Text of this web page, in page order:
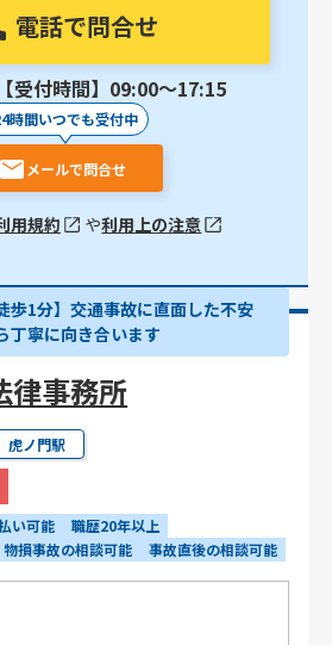
電話で問合せ
【受付時間】09:00〜17:15
時間いつでも受付中
メールで問合せ
用規約 や利用上の注意
歩1分】交通事故に直面した不安
丁寧に向き合います
律事務所
虎ノ門駅
い可能
職歴20年以上
物損事故の相談可能 事故直後の相談可能